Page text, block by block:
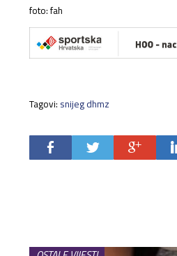
foto: fah
Tagovi: snijeg dhmz